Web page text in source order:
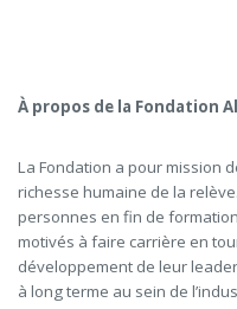
À propos de la Fondation
La Fondation a pour mission
richesse humaine de la
personnes en fin de
motivés à faire carrière en
développement de leur
à long terme au sein de